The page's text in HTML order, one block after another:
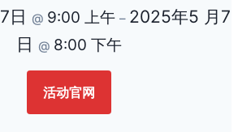
日 @ 9:00 上午 – 2025年5 月7
日
@ 8:00 下午
活动官网